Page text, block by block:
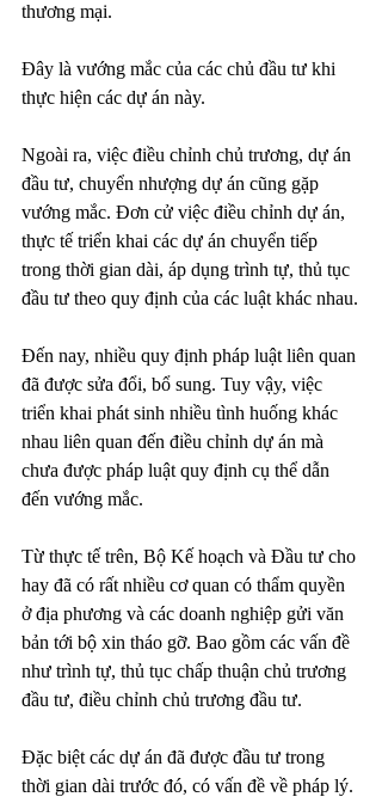
thương mại.
Đây là vướng mắc của các chủ đầu tư khi
thực hiện các dự án này.
Ngoài ra, việc điều chỉnh chủ trương, dự án
đầu tư, chuyển nhượng dự án cũng gặp
vướng mắc. Đơn cử việc điều chỉnh dự án,
thực tế triển khai các dự án chuyển tiếp
trong thời gian dài, áp dụng trình tự, thủ tục
đầu tư theo quy định của các luật khác nhau.
Đến nay, nhiều quy định pháp luật liên quan
đã được sửa đổi, bổ sung. Tuy vậy, việc
triển khai phát sinh nhiều tình huống khác
nhau liên quan đến điều chỉnh dự án mà
chưa được pháp luật quy định cụ thể dẫn
đến vướng mắc.
Từ thực tế trên, Bộ Kế hoạch và Đầu tư cho
hay đã có rất nhiều cơ quan có thẩm quyền
ở địa phương và các doanh nghiệp gửi văn
bản tới bộ xin tháo gỡ. Bao gồm các vấn đề
như trình tự, thủ tục chấp thuận chủ trương
đầu tư, điều chỉnh chủ trương đầu tư.
Đặc biệt các dự án đã được đầu tư trong
thời gian dài trước đó, có vấn đề về pháp lý.